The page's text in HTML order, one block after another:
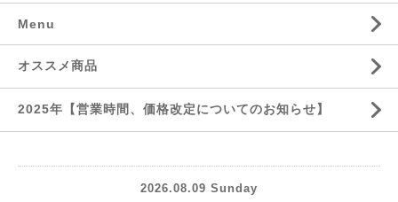
Menu
オススメ商品
2025年【営業時間、価格改定についてのお知らせ】
2026.08.09 Sunday